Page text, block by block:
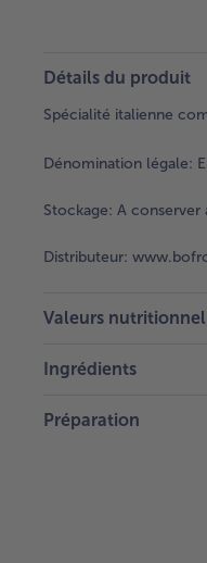
Détails du produit
Spécialité italienne
Dénomination légale:
Stockage: A conserver
Distributeur:
Valeurs
Ingrédients
Préparation